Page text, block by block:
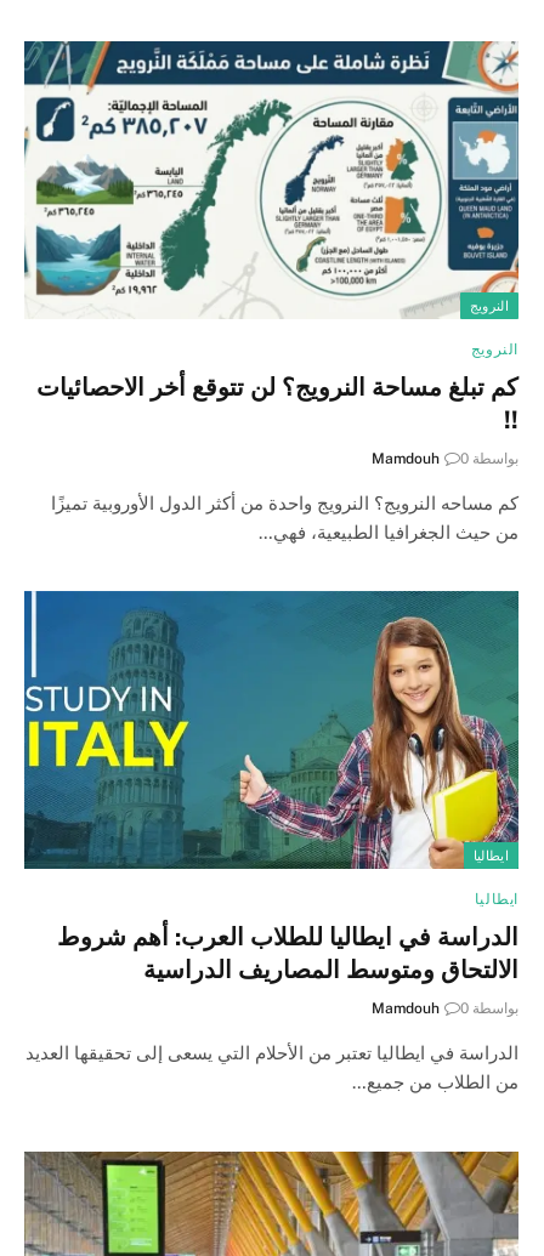
النرويج
النرويج
كم تبلغ مساحة النرويج؟ لن تتوقع أخر الاحصائيات
!!
بواسطة Mamdouh 0
كم مساحه النرويج؟ النرويج واحدة من أكثر الدول الأوروبية تميزًا
من حيث الجغرافيا الطبيعية، فهي…
ايطاليا
ايطاليا
الدراسة في ايطاليا للطلاب العرب: أهم شروط
الالتحاق ومتوسط المصاريف الدراسية
بواسطة Mamdouh 0
الدراسة في ايطاليا تعتبر من الأحلام التي يسعى إلى تحقيقها العديد
من الطلاب من جميع…